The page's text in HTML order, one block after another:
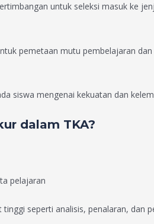
untuk seleksi masuk ke
pemetaan mutu pembelajaran
siswa mengenai kekuatan dan
dalam TKA?
pelajaran
seperti analisis, penalaran, dan